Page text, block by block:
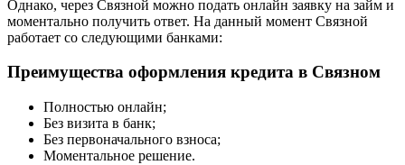
Однако, через Связной можно подать онлайн заявку на займ и
моментально получить ответ. На данный момент Связной
работает со следующими банками:
Преимущества оформления кредита в Связном
Полностью онлайн;
Без визита в банк;
Без первоначального взноса;
Моментальное решение.